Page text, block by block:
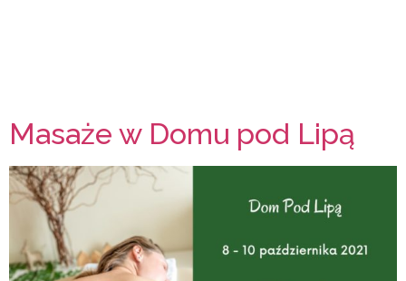
Masaże w Domu pod Lipą